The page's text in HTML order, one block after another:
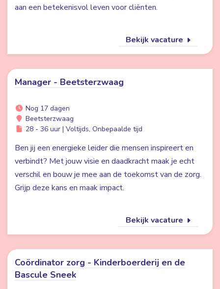
aan een betekenisvol leven voor cliënten.
Bekijk vacature
Manager - Beetsterzwaag
Nog 17 dagen
Beetsterzwaag
28 - 36 uur | Voltijds, Onbepaalde tijd
Ben jij een energieke leider die mensen inspireert en
verbindt? Met jouw visie en daadkracht maak je echt
verschil en bouw je mee aan de toekomst van de zorg.
Grijp deze kans en maak impact.
Bekijk vacature
Coördinator zorg - Kinderboerderij en de
Bascule Sneek